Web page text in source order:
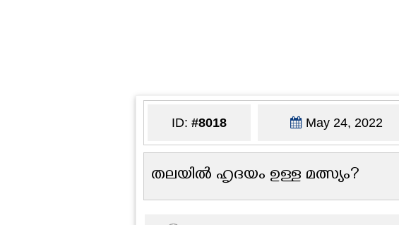
ID: #8018 May 24, 2022
തലയിൽ ഹൃദയം ഉള്ള മത്സ്യം?